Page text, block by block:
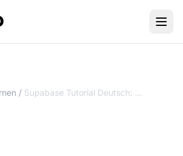
/ Supabase Tutorial Deutsch: Dein KI-fähiges Backend ohne Programmieren